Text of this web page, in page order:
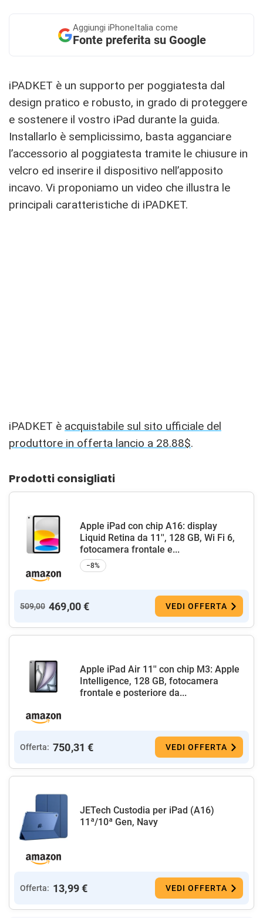
Aggiungi iPhoneItalia come
Fonte preferita su Google
iPADKET è un supporto per poggiatesta dal
design pratico e robusto, in grado di proteggere
e sostenere il vostro iPad durante la guida.
Installarlo è semplicissimo, basta agganciare
l’accessorio al poggiatesta tramite le chiusure in
velcro ed inserire il dispositivo nell’apposito
incavo. Vi proponiamo un video che illustra le
principali caratteristiche di iPADKET.
iPADKET è acquistabile sul sito ufficiale del
produttore in offerta lancio a 28.88$.
Prodotti consigliati
Apple iPad con chip A16: display
Liquid Retina da 11'', 128 GB, Wi Fi 6,
fotocamera frontale e...
−8%
509,00 469,00 € VEDI OFFERTA
Apple iPad Air 11'' con chip M3: Apple
Intelligence, 128 GB, fotocamera
frontale e posteriore da...
Offerta: 750,31 € VEDI OFFERTA
JETech Custodia per iPad (A16)
11ª/10ª Gen, Navy
Offerta: 13,99 € VEDI OFFERTA